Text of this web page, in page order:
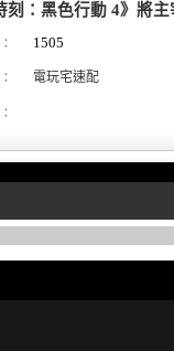
刻：黑色行動 4》將
1505
電玩宅速配